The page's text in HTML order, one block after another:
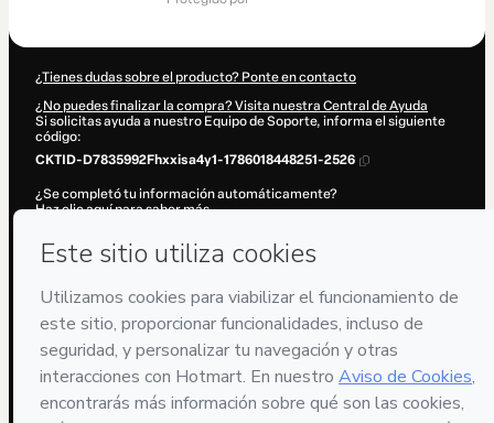
¿Tienes dudas sobre el producto? Ponte en contacto
¿No puedes finalizar la compra? Visita nuestra Central de Ayuda
Si solicitas ayuda a nuestro Equipo de Soporte, informa el siguiente
código:
CKTID-D7835992Fhxxisa4y1-1786018448251-2526
¿Se completó tu información automáticamente?
Haz clic aquí para saber más.
está procesando este pedido en nombre deOscar Orozco
de Hotmarty (iii) soy mayor de edad o autorizado y acompañado por
un tutor legal.
Más información sobre tu compra aquí.
Hotmart ©2026- Todos los derechos reservados